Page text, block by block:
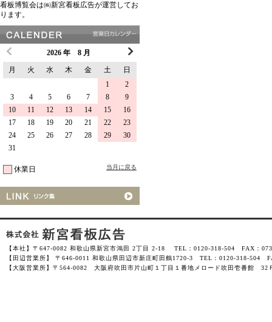
看板博覧会は㈱新宮看板広告が運営してお
ります。
2026 年 8 月
月
火 水 木 金 土
日
1
2
3
4 5 6 7 8
9
10
11 12 13 14 15
16
17
18 19 20 21 22
23
24
25 26 27 28 29
30
31
休業日 当月に戻る
【本社】〒647-0082 和歌山県新宮市鴻田 2丁目 2-18 TEL：0120-318-504 FAX：
【田辺営業所】 〒646-0011 和歌山県田辺市新庄町田鶴1720-3 TEL：0120-318-504
【大阪営業所】〒564-0082 大阪府吹田市片山町１丁目１番地メロード吹田壱番館